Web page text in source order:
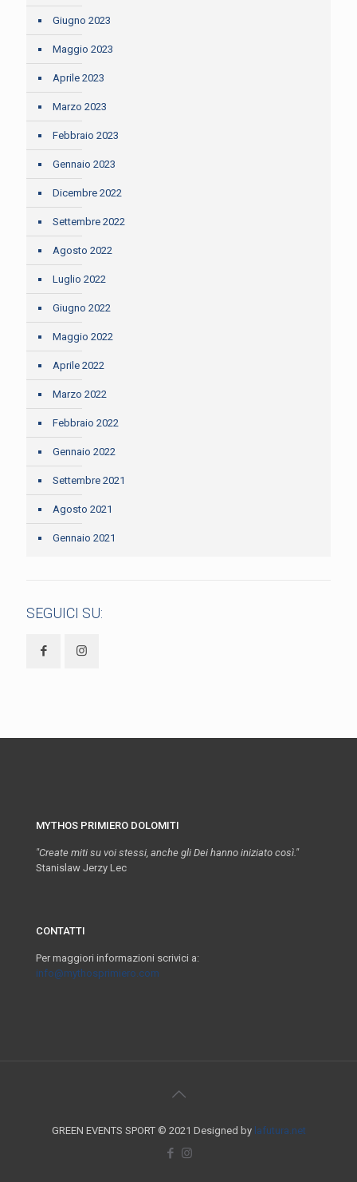
Giugno 2023
Maggio 2023
Aprile 2023
Marzo 2023
Febbraio 2023
Gennaio 2023
Dicembre 2022
Settembre 2022
Agosto 2022
Luglio 2022
Giugno 2022
Maggio 2022
Aprile 2022
Marzo 2022
Febbraio 2022
Gennaio 2022
Settembre 2021
Agosto 2021
Gennaio 2021
SEGUICI SU:
MYTHOS PRIMIERO DOLOMITI
"Create miti su voi stessi, anche gli Dei hanno iniziato così."
Stanislaw Jerzy Lec
CONTATTI
Per maggiori informazioni scrivici a:
info@mythosprimiero.com
GREEN EVENTS SPORT © 2021 Designed by lafutura.net